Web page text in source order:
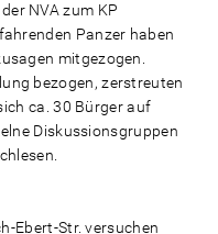
NVA zum KP
Panzer haben
mitgezogen.
bezogen, zerstreuten
ca. 30 Bürger auf
Diskussionsgruppen
Ebert-Str. versuchen